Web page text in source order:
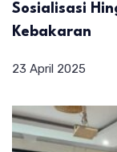
Sosialisasi
Kebakaran
23 April 2025